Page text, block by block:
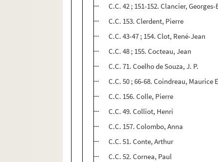
C.C. 42 ; 151-152. Clancier,
C.C. 153. Clerdent, Pierre
C.C. 43-47 ; 154. Clot, René-Jean
C.C. 48 ; 155. Cocteau, Jean
C.C. 71. Coelho de Souza, J. P.
C.C. 50 ; 66-68. Coindreau, Maurice
C.C. 156. Colle, Pierre
C.C. 49. Colliot, Henri
C.C. 157. Colombo, Anna
C.C. 51. Conte, Arthur
C.C. 52. Cornea, Paul